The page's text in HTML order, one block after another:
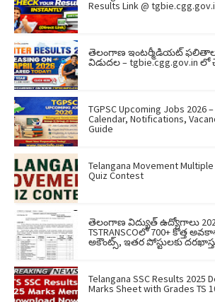
Results Link @
తెలంగాణ ఇంటర్మీడియట్ ఫలితాలు
విడుదల – tgbie.cgg.gov.in లో
TGPSC Upcoming Jobs 2026
Calendar, Notifications,
Guide
Telangana Movement
Quiz Contest
తెలంగాణ విద్యుత్ ఉద్యోగాలు
TSTRANSCOలో 700+ కొత్త
అకౌంట్స్, ఇతర పోస్టులకు
Telangana SSC Results 2025
Marks Sheet with Grades TS